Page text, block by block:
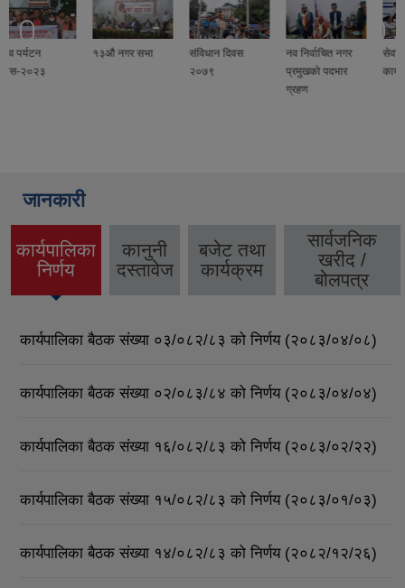
१३औ नगर सभा
संविधान दिवस
नव निर्वाचित नगर
प्रमुखको पदभार
सेवाकालीन प्रशिक्षण
कार्यक्रम
जानकारी
कार्यपालिका
निर्णय
(active
कानुनी
दस्तावेज
बजेट तथा
कार्यक्रम
सार्वजनिक
खरीद /
बोलपत्र
कार्यपालिका बैठक संख्या ०३/०८२/८३ को निर्णय (२०८३/०४/०८)
कार्यपालिका बैठक संख्या ०२/०८३/८४ को निर्णय (२०८३/०४/०४)
कार्यपालिका बैठक संख्या १६/०८२/८३ को निर्णय (२०८३/०२/२२)
कार्यपालिका बैठक संख्या १५/०८२/८३ को निर्णय (२०८३/०१/०३)
कार्यपालिका बैठक संख्या १४/०८२/८३ को निर्णय (२०८२/१२/२६)